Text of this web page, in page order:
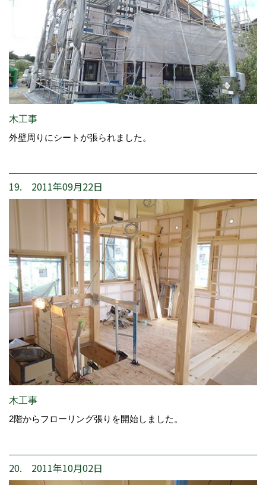
木工事
外壁周りにシートが張られました。
19. 2011年09月22日
木工事
2階からフローリング張りを開始しました。
20. 2011年10月02日